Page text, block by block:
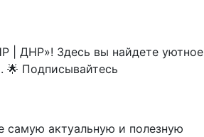
| ДНР»! Здесь вы найдете уютное
Подписывайтесь
актуальную и полезную